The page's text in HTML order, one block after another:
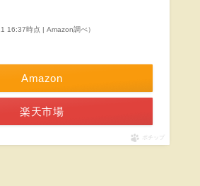
16:37時点 | Amazon調べ）
Amazon
楽天市場
ポチップ